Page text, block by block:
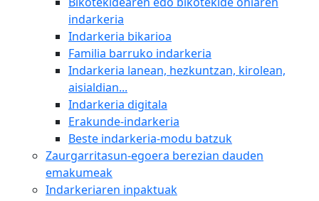
indarkeria
Indarkeria bikarioa
Familia barruko indarkeria
Indarkeria lanean, hezkuntzan, kirolean,
aisialdian...
Indarkeria digitala
Erakunde-indarkeria
Beste indarkeria-modu batzuk
Zaurgarritasun-egoera berezian dauden
emakumeak
Indarkeriaren inpaktuak